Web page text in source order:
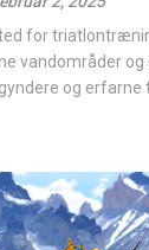
for
vandområder
og erfarne